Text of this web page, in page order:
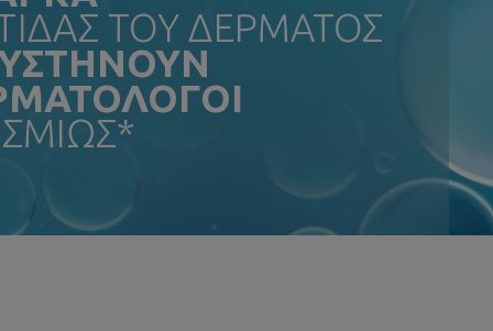
ΤΟΥ ΔΕΡΜΑΤΟΣ